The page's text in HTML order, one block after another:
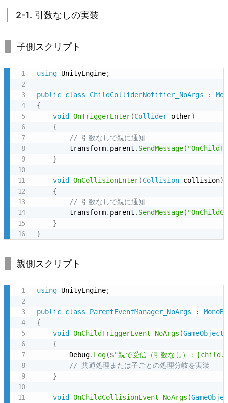
実
3.
-
2.
数
あ
り
の
装
2-1. 引数なしの実装
子側スクリプト
using UnityEngine;
public class ChildColliderNotifier_NoArgs :
{
void
OnTriggerEnter(Collider other)
{
// 引数なしで親に通知
        transform
. parent . SendMessage(
}
void OnCollisionEnter(Collision collision)
{
// 引数なしで親に通知
        transform
. parent . SendMessage(
}
}
親側スクリプト
using UnityEngine;
public class ParentEventManager_NoArgs :
{
void
OnChildTriggerEvent_NoArgs (GameObject
{
        Debug
. Log($"親で受信（引数なし）：
// 共通処理または子ごとの処理分岐を実装
}
void OnChildCollisionEvent_NoArgs (